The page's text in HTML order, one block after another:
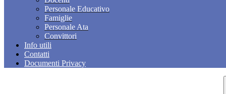
Personale Educativo
Famiglie
Personale Ata
Convittori
Info utili
Contatti
Documenti Privacy